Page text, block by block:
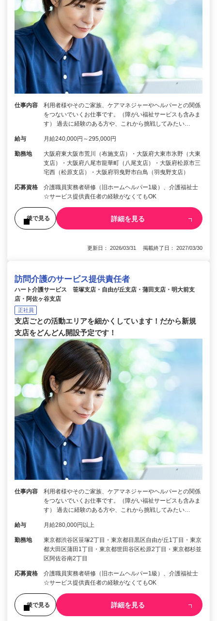
仕事内容
利用者様やそのご家族、ケアマネジャーやヘルパーとの関係
をつないでいくお仕事です。（障がい福祉サービスも含みま
す） 過去に経験のある方や、これから挑戦してみたい…
給与 月給240,000円～295,000円
勤務地
大阪府東大阪市荒川（布施支店）・大阪府大東市氷野（大東
支店）・大阪府八尾市龍華町（八尾支店）・大阪府松原市三
宅西（松原支店）・大阪府羽曳野市白鳥（羽曳野支店）
応募資格
介護職員実務者研修（旧ホームヘルパー1級）、介護福祉士
☆サービス提供責任者の経験がなくてもOK
後で見る 詳細を見る
更新日： 2026/03/31 掲載終了日： 2027/03/30
訪問介護のサービス提供責任者
ハート介護サービス 笹塚支店・自由が丘支店・蒲田支店・明大前支
店・阿佐ヶ谷支店
正社員
支店ごとの活動エリアを細かくしています！だから新規
支店をどんどん開設予定です！
仕事内容
利用者様やそのご家族、ケアマネジャーやヘルパーとの関係
をつないでいくお仕事です。（障がい福祉サービスも含みま
す） 過去に経験のある方や、これから挑戦してみたい…
給与 月給280,000円以上
勤務地
東京都渋谷区笹塚2丁目・東京都目黒区自由が丘1丁目・東京
都大田区蒲田1丁目・東京都世田谷区松原2丁目・東京都杉並
区阿佐谷南2丁目
応募資格
介護職員実務者研修（旧ホームヘルパー1級）、介護福祉士
☆サービス提供責任者の経験がなくてもOK
後で見る 詳細を見る